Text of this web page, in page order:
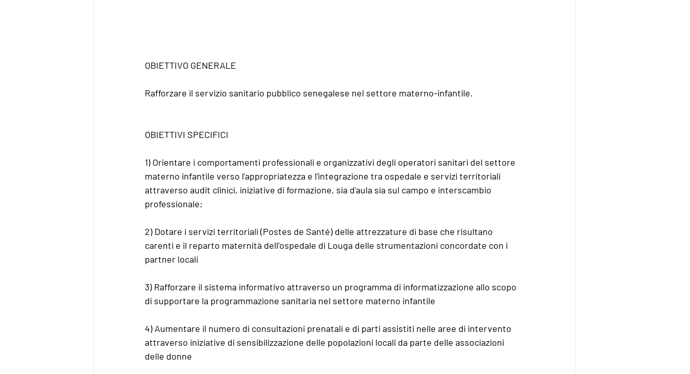
OBIETTIVO GENERALE
Rafforzare il servizio sanitario pubblico senegalese nel settore materno-infantile.
OBIETTIVI SPECIFICI
1) Orientare i comportamenti professionali e organizzativi degli operatori sanitari del settore
materno infantile verso l'appropriatezza e l'integrazione tra ospedale e servizi territoriali
attraverso audit clinici, iniziative di formazione, sia d'aula sia sul campo e interscambio
professionale;
2) Dotare i servizi territoriali (Postes de Santé) delle attrezzature di base che risultano
carenti e il reparto maternità dell’ospedale di Louga delle strumentazioni concordate con i
partner locali
3) Rafforzare il sistema informativo attraverso un programma di informatizzazione allo scopo
di supportare la programmazione sanitaria nel settore materno infantile
4) Aumentare il numero di consultazioni prenatali e di parti assistiti nelle aree di intervento
attraverso iniziative di sensibilizzazione delle popolazioni locali da parte delle associazioni
delle donne